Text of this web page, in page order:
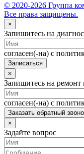
© 2020-2026 Группа
Все права защищены.
×
Запишитесь на
согласен(-на) с
×
Запишитесь на ремонт
согласен(-на) с
×
Задайте вопрос